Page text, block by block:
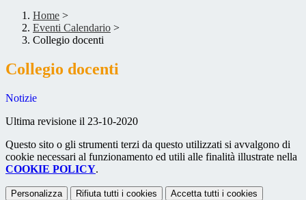
Home >
Eventi Calendario >
Collegio docenti
Collegio docenti
Notizie
Ultima revisione il 23-10-2020
Questo sito o gli strumenti terzi da questo utilizzati si avvalgono di
cookie necessari al funzionamento ed utili alle finalità illustrate nella
COOKIE POLICY.
Personalizza Rifiuta tutti i cookies Accetta tutti i cookies